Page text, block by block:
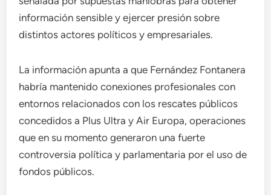
información sensible y ejercer presión sobre
distintos actores políticos y empresariales.
La información apunta a que Fernández Fontanera
habría mantenido conexiones profesionales con
entornos relacionados con los rescates públicos
concedidos a Plus Ultra y Air Europa, operaciones
que en su momento generaron una fuerte
controversia política y parlamentaria por el uso de
fondos públicos.